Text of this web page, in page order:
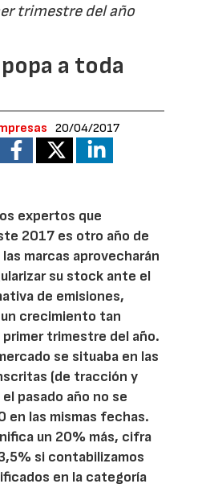
trimestre del año
a toda
20/04/2017
expertos que
2017 es otro año de
marcas aprovecharán
su stock ante el
de emisiones,
crecimiento tan
trimestre del año.
se situaba en las
(de tracción y
pasado año no se
en las mismas fechas.
un 20% más, cifra
si contabilizamos
en la categoría